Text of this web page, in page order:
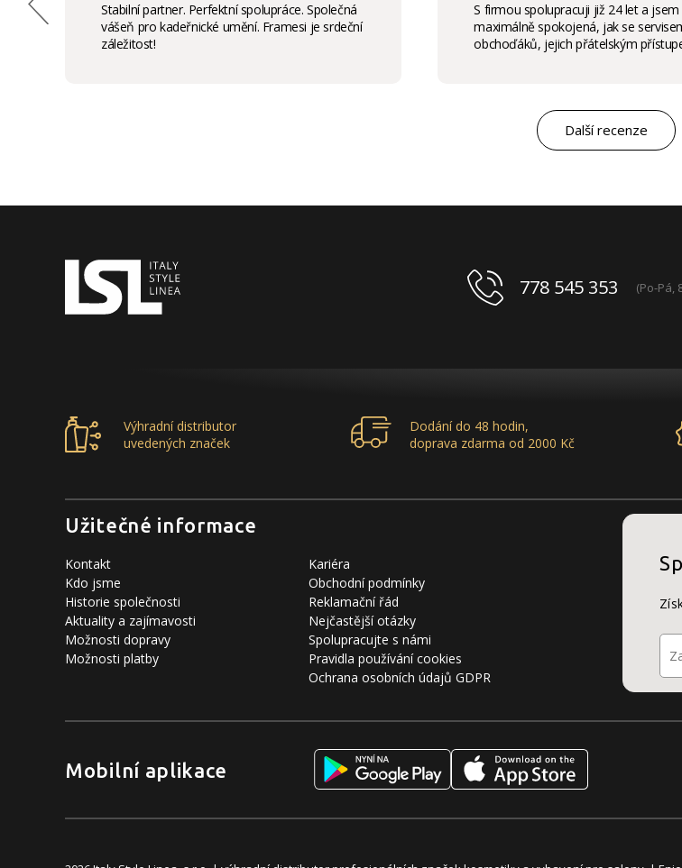
Stabilní partner. Perfektní spolupráce. Společná
vášeň pro kadeřnické umění. Framesi je srdeční
záležitost!
S firmou spolupracuji již 24 let a jsem
maximálně spokojená, jak se
obchoďáků, jejich přátelským
marketingovým servisem. Pro mě je
letech „druhá rodina“. Myslím, že ty
spolupráce mluví za vše.
Další recenze
778 545 353 (Po-Pá,
Výhradní distributor
uvedených značek
Dodání do 48 hodin,
doprava zdarma od 2000 Kč
Užitečné informace
Kontakt
Kdo jsme
Historie společnosti
Aktuality a zajímavosti
Možnosti dopravy
Možnosti platby
Kariéra
Obchodní podmínky
Reklamační řád
Nejčastější otázky
Spolupracujte s námi
Pravidla používání cookies
Ochrana osobních údajů GDPR
Mobilní aplikace